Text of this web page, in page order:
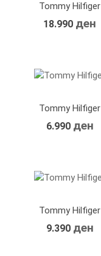
Tommy Hilfiger
18.990 ден
Tommy Hilfiger
6.990 ден
Tommy Hilfiger
9.390 ден